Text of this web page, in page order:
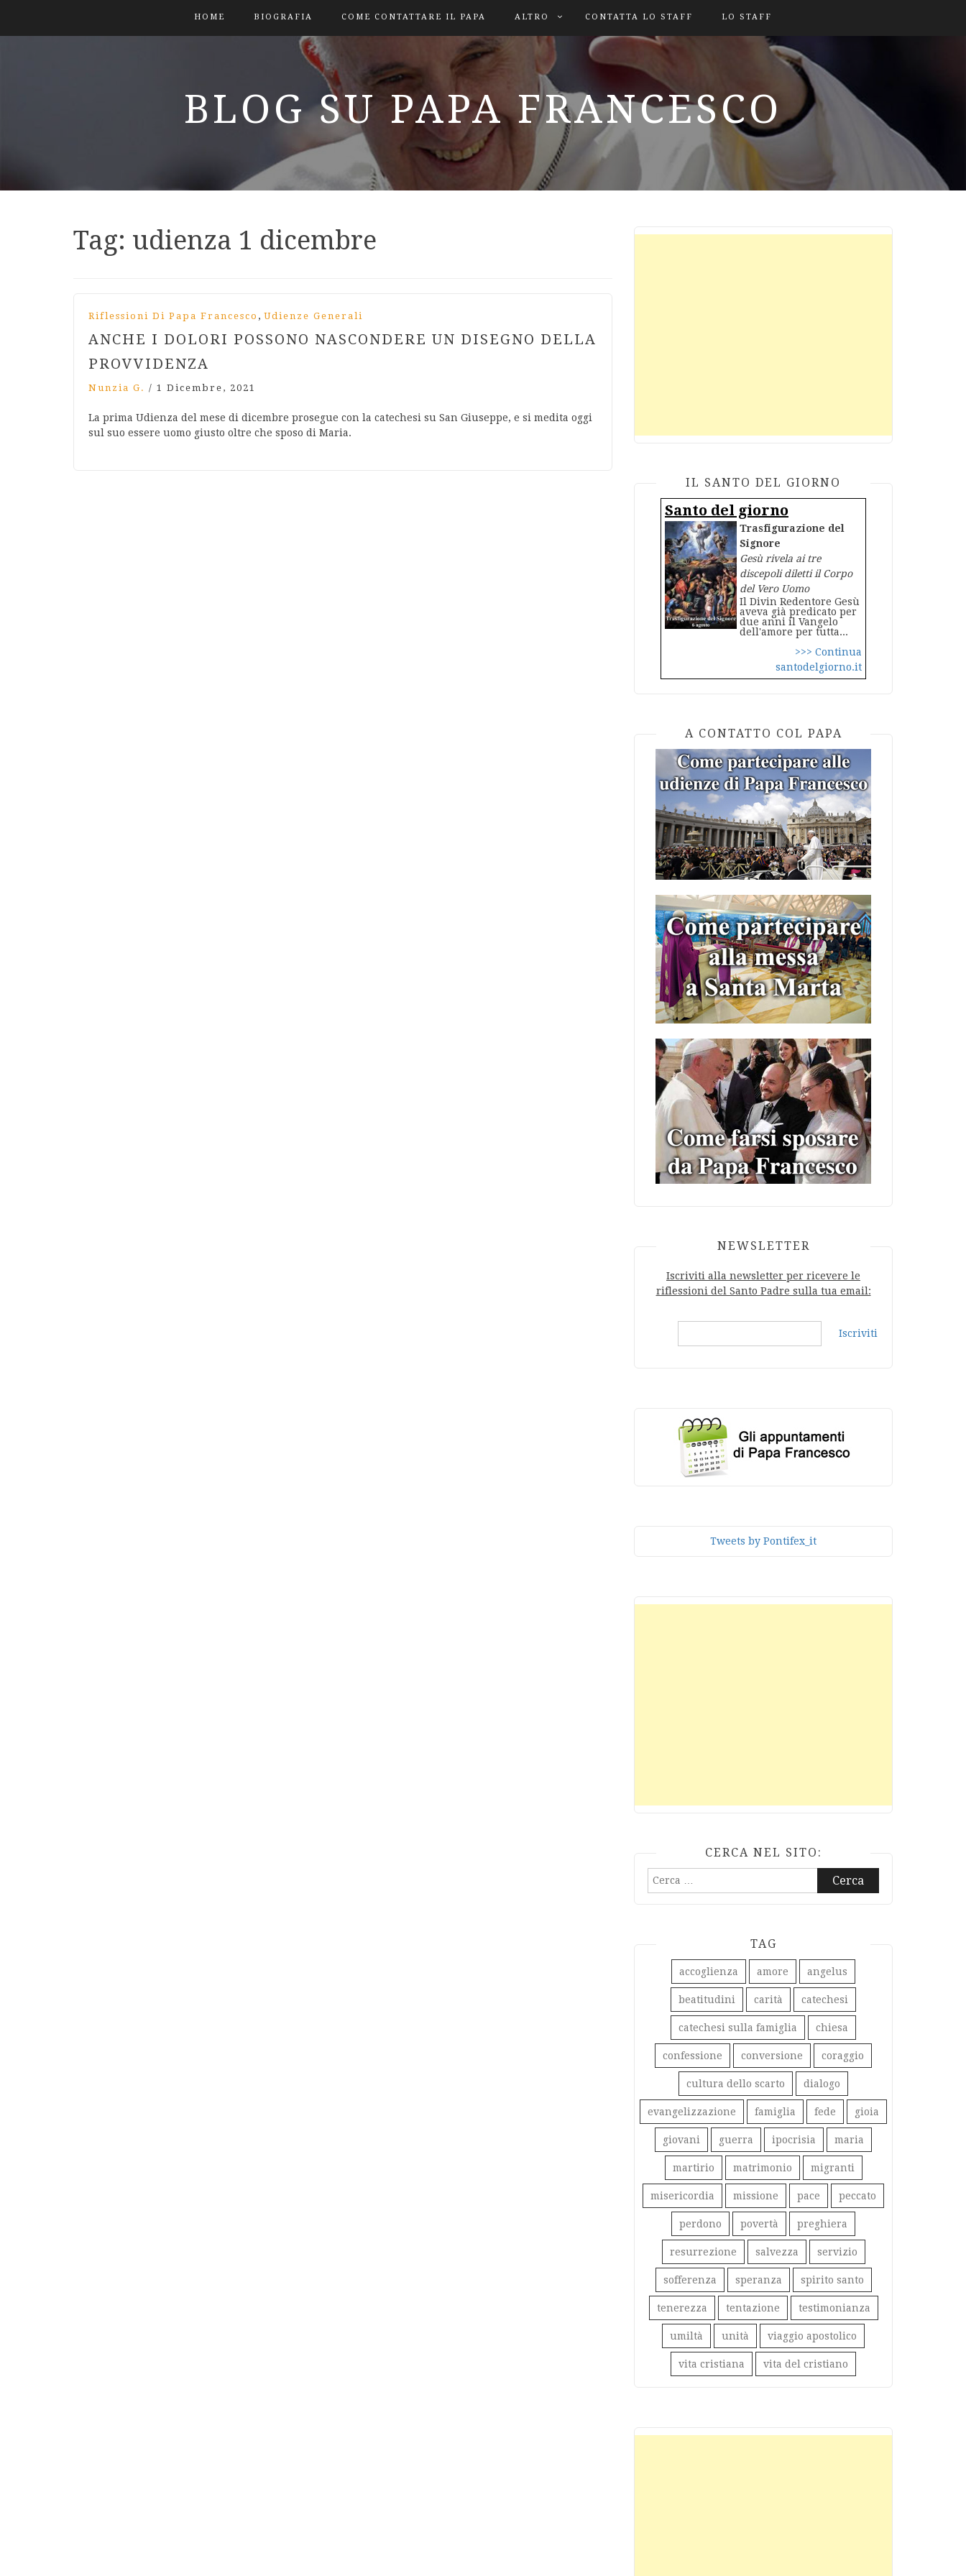
HOME BIOGRAFIA COME CONTATTARE IL PAPA ALTRO CONTATTA LO STAFF LO STAFF
BLOG SU PAPA FRANCESCO
Tag: udienza 1 dicembre
Riflessioni Di Papa Francesco , Udienze Generali
ANCHE I DOLORI POSSONO NASCONDERE UN DISEGNO DELLA
PROVVIDENZA
Nunzia G. / 1 Dicembre, 2021
La prima Udienza del mese di dicembre prosegue con la catechesi su San Giuseppe, e si medita oggi
sul suo essere uomo giusto oltre che sposo di Maria.
IL SANTO DEL GIORNO
Santo del giorno
Trasfigurazione del
Signore
Gesù rivela ai tre
discepoli diletti il Corpo
del Vero Uomo
Il Divin Redentore Gesù
aveva già predicato per
due anni il Vangelo
dell'amore per tutta...
>>> Continua
santodelgiorno.it
A CONTATTO COL PAPA
NEWSLETTER
Iscriviti alla newsletter per ricevere le
riflessioni del Santo Padre sulla tua email:
Iscriviti
Tweets by Pontifex_it
CERCA NEL SITO:
Ricerca
TAG
accoglienza amore angelus
beatitudini carità catechesi
catechesi sulla famiglia chiesa
confessione conversione coraggio
cultura dello scarto dialogo
evangelizzazione famiglia fede gioia
giovani guerra ipocrisia maria
martirio matrimonio migranti
misericordia missione pace peccato
perdono povertà preghiera
resurrezione salvezza servizio
sofferenza speranza spirito santo
tenerezza tentazione testimonianza
umiltà unità viaggio apostolico
vita cristiana vita del cristiano